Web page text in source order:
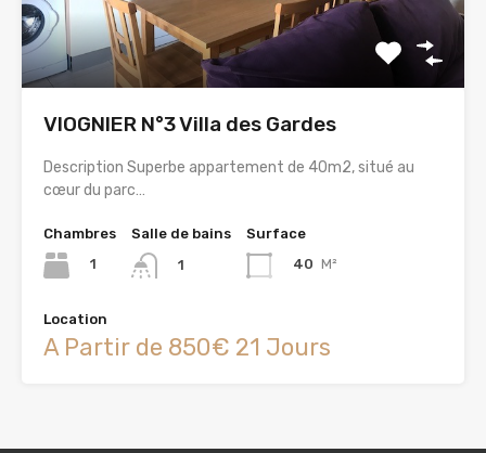
VIOGNIER N°3 Villa des Gardes
Description Superbe appartement de 40m2, situé au
cœur du parc…
Chambres
1
Salle de bains
1
Surface
40 M²
Location
A Partir de 850€ 21 Jours